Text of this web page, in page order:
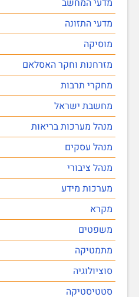
מדעי המחשב
מדעי התזונה
מוסיקה
מזרחנות וחקר האסלאם
מחקרי תרבות
מחשבת ישראל
מנהל מערכות בריאות
מנהל עסקים
מנהל ציבורי
מערכות מידע
מקרא
משפטים
מתמטיקה
סוציולוגיה
סטטיסטיקה